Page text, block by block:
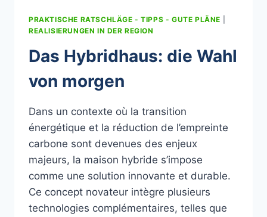
PRAKTISCHE RATSCHLÄGE - TIPPS - GUTE PLÄNE
REALISIERUNGEN IN DER REGION
Das Hybridhaus: die Wahl
von morgen
Dans un contexte où la transition
énergétique et la réduction de l’empreinte
carbone sont devenues des enjeux
majeurs, la maison hybride s’impose
comme une solution innovante et durable.
Ce concept novateur intègre plusieurs
technologies complémentaires, telles que